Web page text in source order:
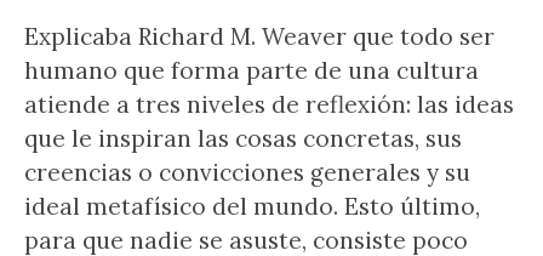
Explicaba Richard M. Weaver que todo ser
humano que forma parte de una cultura
atiende a tres niveles de reflexión: las ideas
que le inspiran las cosas concretas, sus
creencias o convicciones generales y su
ideal metafísico del mundo. Esto último,
para que nadie se asuste, consiste poco